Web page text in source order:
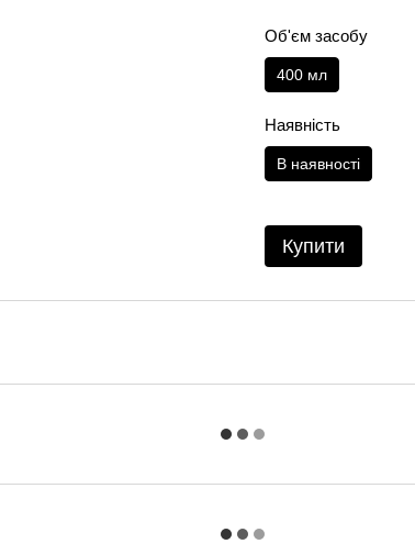
Об'єм засобу
400 мл
Наявність
В наявності
Купити